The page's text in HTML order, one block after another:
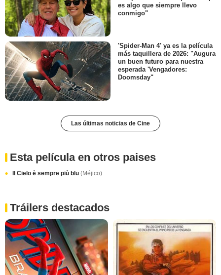
es algo que siempre llevo
conmigo"
'Spider-Man 4' ya es la película
más taquillera de 2026: "Augura
un buen futuro para nuestra
esperada 'Vengadores:
Doomsday"
Las últimas noticias de Cine
Esta película en otros paises
Il Cielo è sempre più blu (Méjico)
Tráilers destacados